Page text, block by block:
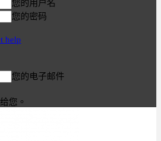
您的用户名
您的密码
help
您的电子邮件
您。